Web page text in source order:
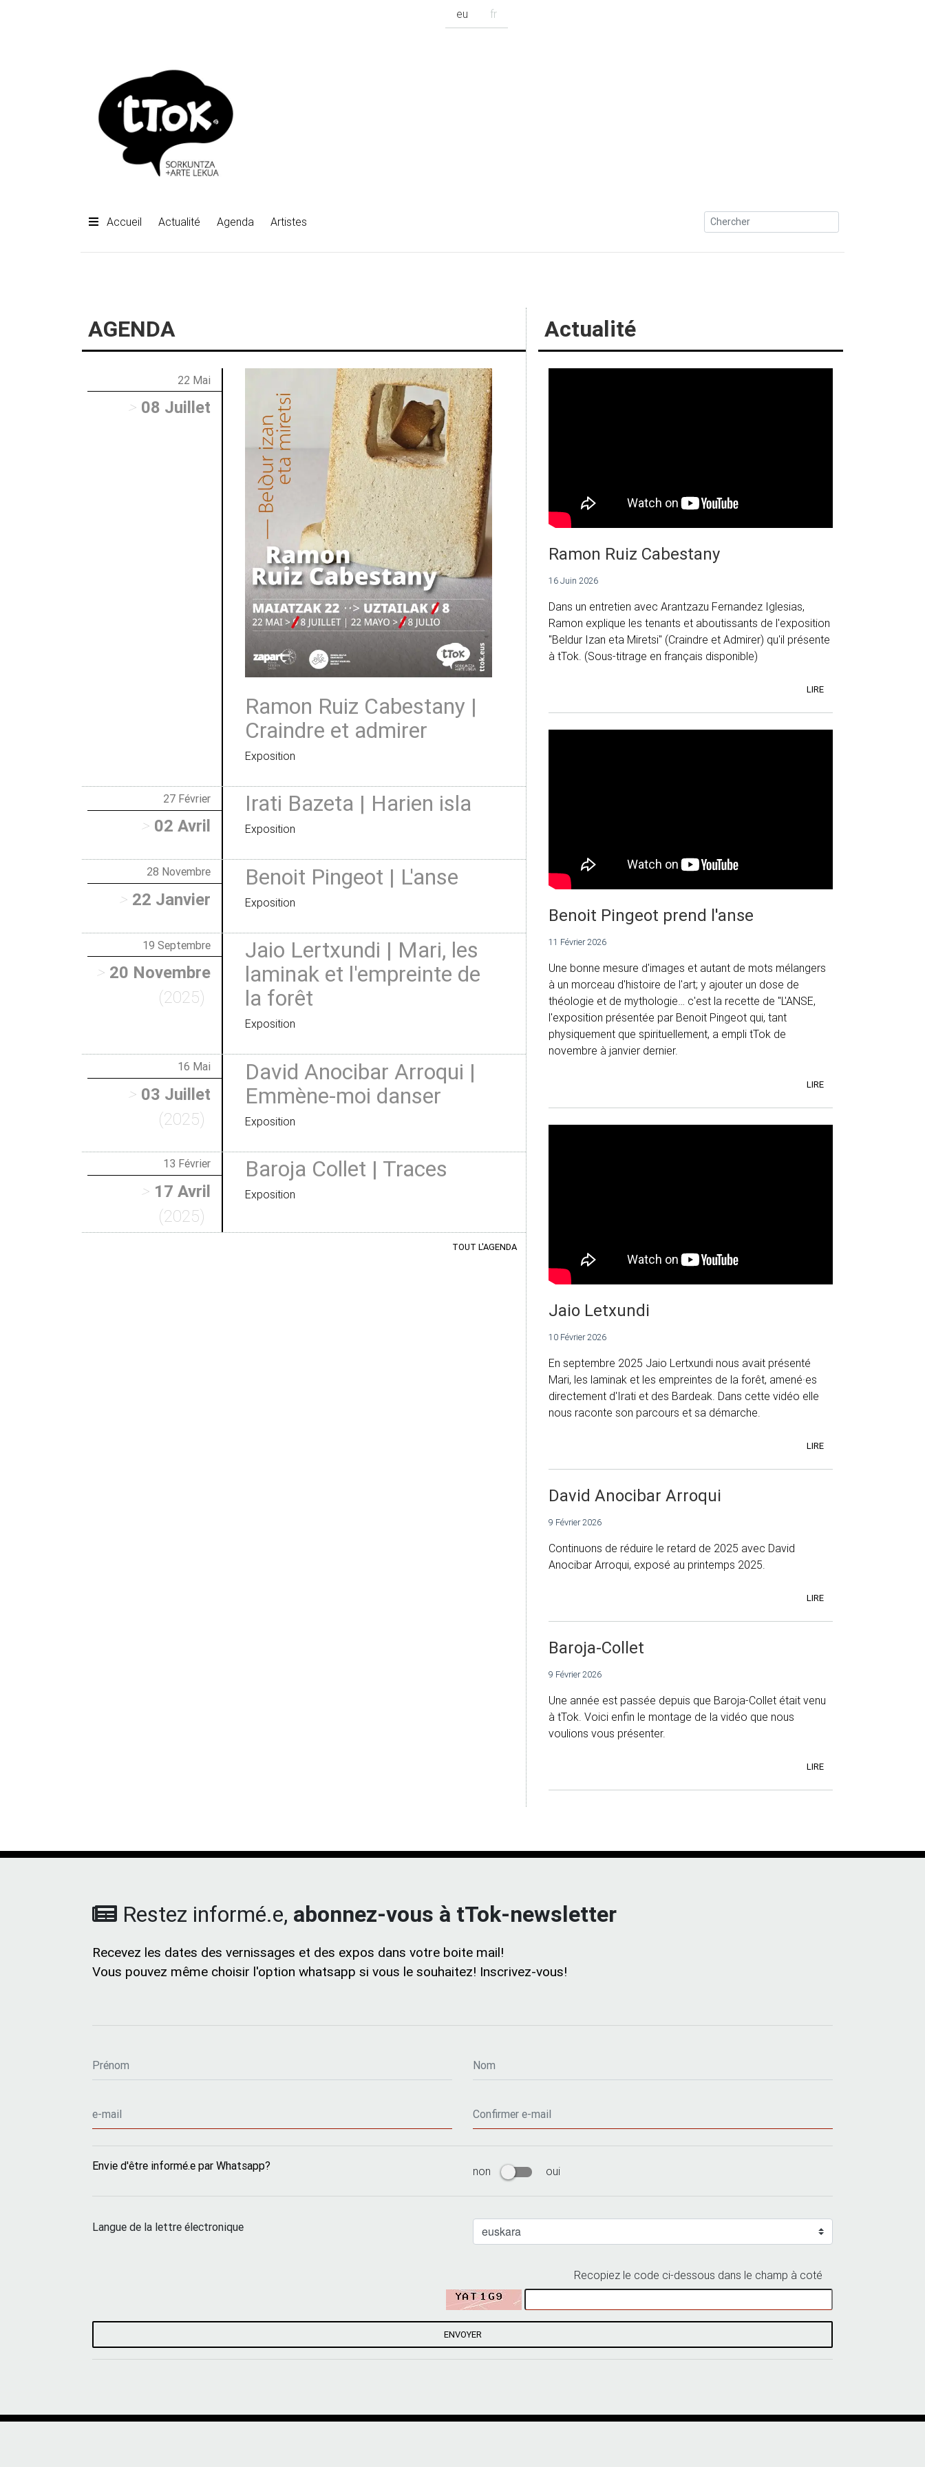
eu fr
Accueil Actualité Agenda Artistes
AGENDA
22 Mai
> 08 Juillet
Ramon Ruiz Cabestany |
Craindre et admirer
Exposition
27 Février
> 02 Avril
Irati Bazeta | Harien isla
Exposition
28 Novembre
> 22 Janvier
Benoit Pingeot | L'anse
Exposition
19 Septembre
> 20 Novembre
(2025)
Jaio Lertxundi | Mari, les
laminak et l'empreinte de
la forêt
Exposition
16 Mai
> 03 Juillet
(2025)
David Anocibar Arroqui |
Emmène-moi danser
Exposition
13 Février
> 17 Avril
(2025)
Baroja Collet | Traces
Exposition
TOUT L'AGENDA
Actualité
Ramon Ruiz Cabestany
16 Juin 2026
Dans un entretien avec Arantzazu Fernandez Iglesias,
Ramon explique les tenants et aboutissants de l'exposition
"Beldur Izan eta Miretsi" (Craindre et Admirer) qu'il présente
à tTok. (Sous-titrage en français disponible)
LIRE
Benoit Pingeot prend l'anse
11 Février 2026
Une bonne mesure d'images et autant de mots mélangers
à un morceau d'histoire de l'art; y ajouter un dose de
théologie et de mythologie… c'est la recette de "L'ANSE,
l'exposition présentée par Benoit Pingeot qui, tant
physiquement que spirituellement, a empli tTok de
novembre à janvier dernier.
LIRE
Jaio Letxundi
10 Février 2026
En septembre 2025 Jaio Lertxundi nous avait présenté
Mari, les laminak et les empreintes de la forêt, amené·es
directement d'Irati et des Bardeak. Dans cette vidéo elle
nous raconte son parcours et sa démarche.
LIRE
David Anocibar Arroqui
9 Février 2026
Continuons de réduire le retard de 2025 avec David
Anocibar Arroqui, exposé au printemps 2025.
LIRE
Baroja-Collet
9 Février 2026
Une année est passée depuis que Baroja-Collet était venu
à tTok. Voici enfin le montage de la vidéo que nous
voulions vous présenter.
LIRE
Restez informé.e, abonnez-vous à tTok-newsletter
Recevez les dates des vernissages et des expos dans votre boite mail!
Vous pouvez même choisir l'option whatsapp si vous le souhaitez! Inscrivez-vous!
Envie d'être informé.e par Whatsapp? non oui
Langue de la lettre électronique
Recopiez le code ci-dessous dans le champ à coté
ENVOYER